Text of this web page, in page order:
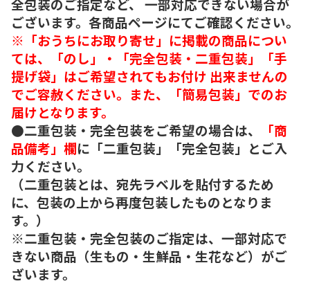
全包装のご指定など、 一部対応できない場合が
ございます。各商品ページにてご確認ください。
※「おうちにお取り寄せ」に掲載の商品につい
ては、「のし」・「完全包装・二重包装」「手
提げ袋」はご希望されてもお付け 出来ませんの
でご容赦ください。また、「簡易包装」でのお
届けとなります。
●二重包装・完全包装をご希望の場合は、
「商
品備考」欄に「二重包装」「完全包装」とご入
力ください。
（二重包装とは、宛先ラベルを貼付するため
に、包装の上から再度包装したものとなりま
す。）
※二重包装・完全包装のご指定は、一部対応で
きない商品（生もの・生鮮品・生花など）がご
ざいます。